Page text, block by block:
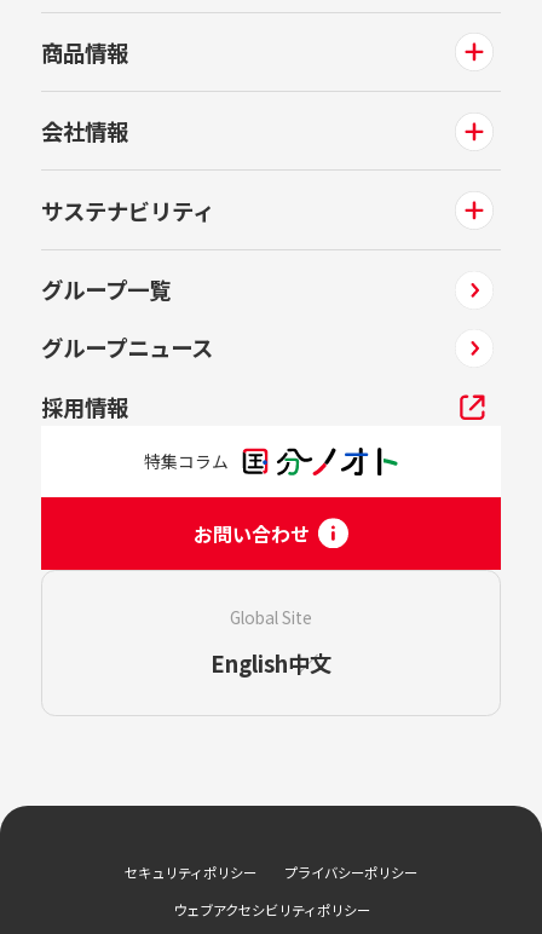
商品情報
会社情報
サステナビリティ
グループ一覧
グループニュース
採用情報
特集コラム
お問い合わせ
Global Site
English中文
セキュリティポリシー
プライバシーポリシー
ウェブアクセシビリティポリシー